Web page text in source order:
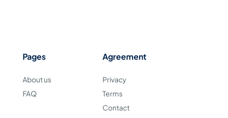
Pages
About us
FAQ
Agreement
Privacy
Terms
Contact